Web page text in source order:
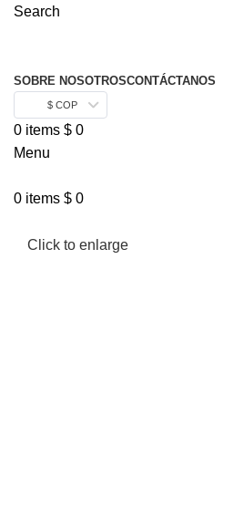
Search
SOBRE NOSOTROSCONTÁCTANOS
$ COP
0 items $ 0
Menu
0 items $ 0
Click to enlarge